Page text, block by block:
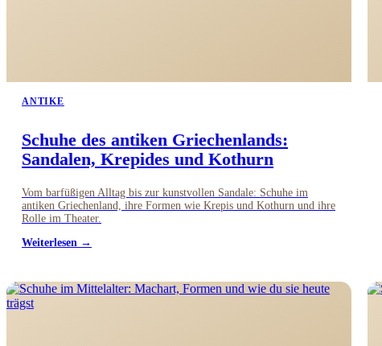
ANTIKE
Schuhe des antiken Griechenlands:
Sandalen, Krepides und Kothurn
Vom barfüßigen Alltag bis zur kunstvollen Sandale: Schuhe im
antiken Griechenland, ihre Formen wie Krepis und Kothurn und ihre
Rolle im Theater.
Weiterlesen →